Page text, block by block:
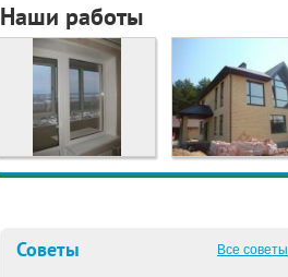
Наши работы
Советы Все советы